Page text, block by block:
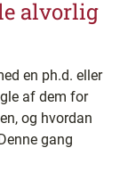
alvorlig
en ph.d. eller
af dem for
og hvordan
gang